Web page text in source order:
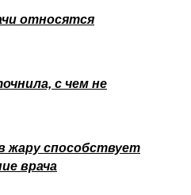
относятся
с чем не
жару способствует
врача